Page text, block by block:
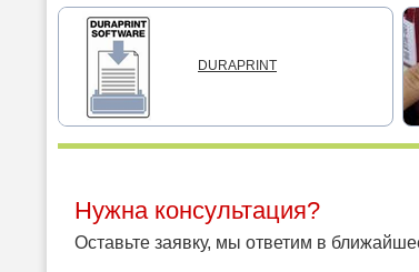
DURAPRINT
Нужна консультация?
Оставьте заявку, мы ответим в